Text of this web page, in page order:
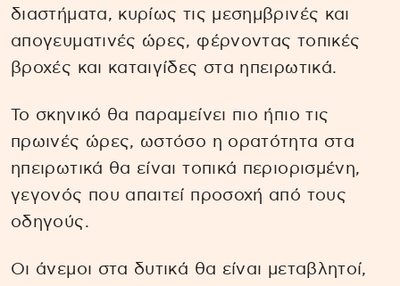
διαστήματα, κυρίως τις μεσημβρινές και
απογευματινές ώρες, φέρνοντας τοπικές
βροχές και καταιγίδες στα ηπειρωτικά.
Το σκηνικό θα παραμείνει πιο ήπιο τις
πρωινές ώρες, ωστόσο η ορατότητα στα
ηπειρωτικά θα είναι τοπικά περιορισμένη,
γεγονός που απαιτεί προσοχή από τους
οδηγούς.
Οι άνεμοι στα δυτικά θα είναι μεταβλητοί,